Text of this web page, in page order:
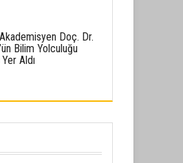
Nihayet 3
Doç. Dr.
Bilim Yolculuğu
Aldı